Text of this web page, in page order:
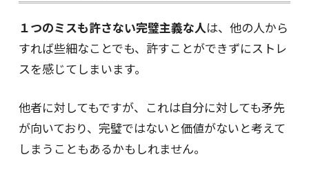
１つのミスも許さない完璧主義な人は、他の人から
すれば些細なことでも、許すことができずにストレ
スを感じてしまいます。
他者に対してもですが、これは自分に対しても矛先
が向いており、完璧ではないと価値がないと考えて
しまうこともあるかもしれません。